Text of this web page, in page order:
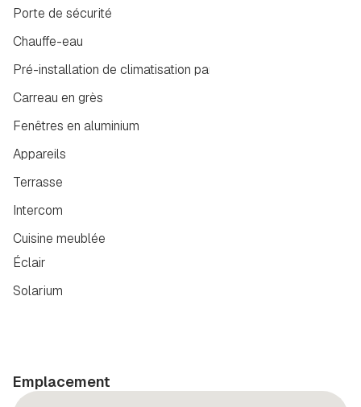
Solarium
Porte de sécurité
Chauffe-eau
Pré-installation de climatisation par conduits
Carreau en grès
Fenêtres en aluminium
Appareils
Terrasse
Intercom
Cuisine meublée
Éclair
Emplacement